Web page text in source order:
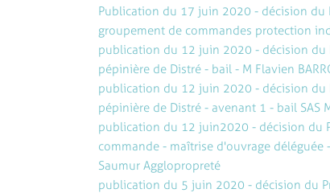
Publication du 17 juin 2020 - décision du
groupement de commandes protection
publication du 12 juin 2020 - décision du
pépinière de Distré - bail - M Flavien
publication du 12 juin 2020 - décision du
pépinière de Distré - avenant 1 - bail SAS
publication du 12 juin2020 - décision du
commande - maîtrise d'ouvrage déléguée
Saumur Agglopropreté
publication du 5 juin 2020 - décision du